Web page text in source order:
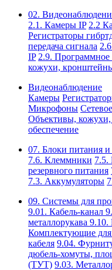
02.
2.1. Камеры IP 2.2
Регистраторы
передача сигнала
IP 2.9. Программное
кожухи,
Видеонаблюдение
Камеры
Микрофоны
Объективы,
обеспечение
07. Блоки питания
7.6. Клеммники 7.5.
резервного питания
7.3. Аккумуляторы
09. Системы для
9.01. Кабель-канал
металлорукава 9.10.
Комплектующие
кабеля 9.04.
дюбель-хомуты,
(ТУТ) 9.03.